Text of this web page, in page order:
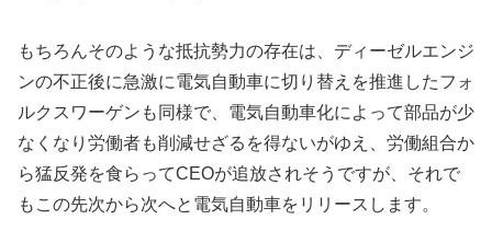
もちろんそのような抵抗勢力の存在は、ディーゼルエンジ
ンの不正後に急激に電気自動車に切り替えを推進したフォ
ルクスワーゲンも同様で、電気自動車化によって部品が少
なくなり労働者も削減せざるを得ないがゆえ、労働組合か
ら猛反発を食らってCEOが追放されそうですが、それで
もこの先次から次へと電気自動車をリリースします。